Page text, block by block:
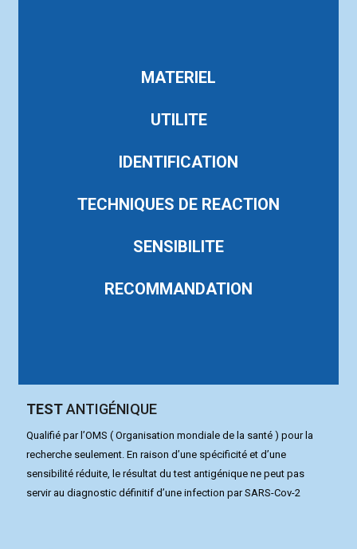
MATERIEL
UTILITE
IDENTIFICATION
TECHNIQUES DE REACTION
SENSIBILITE
RECOMMANDATION
TESTANTIGÉNIQUE
Qualifié par l’OMS ( Organisation mondiale de la santé ) pour la
recherche seulement. En raison d’une spécificité et d’une
sensibilité réduite, le résultat du test antigénique ne peut pas
servir au diagnostic définitif d’une infection par SARS-Cov-2